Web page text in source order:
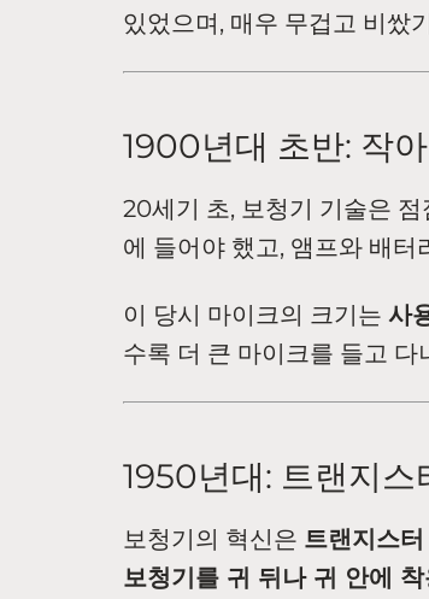
있었으며, 매우 무겁고 비쌌
1900년대 초반: 작
20세기 초, 보청기 기술은 점
에 들어야 했고, 앰프와 배터
이 당시 마이크의 크기는 사
수록 더 큰 마이크를 들고 다
1950년대: 트랜지스
보청기의 혁신은 트랜지스
보청기를 귀 뒤나 귀 안에